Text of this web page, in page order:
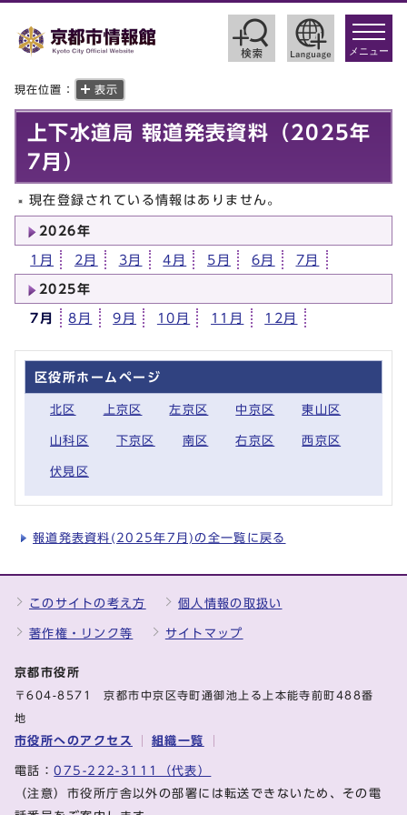
toggle
メニュー
現在位置： 表示
上下水道局 報道発表資料（2025年
7月）
現在登録されている情報はありません。
2026年
1月 2月 3月 4月 5月 6月 7月
2025年
7月 8月 9月 10月 11月 12月
区役所ホームページ
北区 上京区 左京区 中京区 東山区
山科区 下京区 南区 右京区 西京区
伏見区
報道発表資料(2025年7月)の全一覧に戻る
このサイトの考え方 個人情報の取扱い
著作権・リンク等 サイトマップ
京都市役所
〒604-8571 京都市中京区寺町通御池上る上本能寺前町488番
地
市役所へのアクセス 組織一覧
電話：075-222-3111（代表）
（注意）市役所庁舎以外の部署には転送できないため、その電